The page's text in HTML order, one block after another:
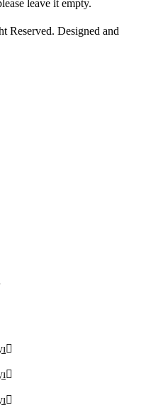
leave it empty.
Reserved. Designed and